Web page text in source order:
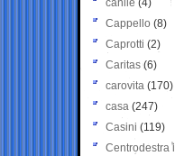
canile (4)
Cappello (8)
Caprotti (2)
Caritas (6)
carovita (170)
casa (247)
Casini (119)
Centrodestra